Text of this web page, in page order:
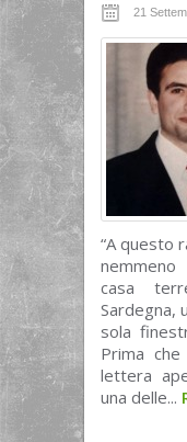
21
“A questo
casa
Sardegna,
sola
Prima
lettera
una delle...